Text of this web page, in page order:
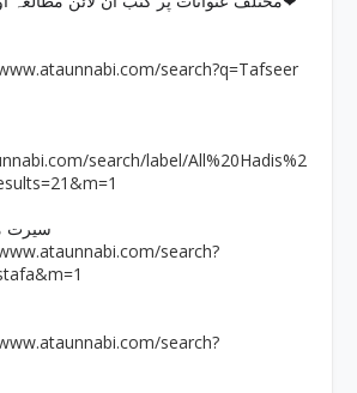
search?q=Tafseer
search/label/All%20Hadis%2
��
search?
search?